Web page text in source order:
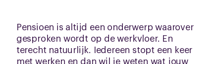
Pensioen is altijd een onderwerp waarover
gesproken wordt op de werkvloer. En
terecht natuurlijk. Iedereen stopt een keer
met werken en dan wil je weten wat jouw